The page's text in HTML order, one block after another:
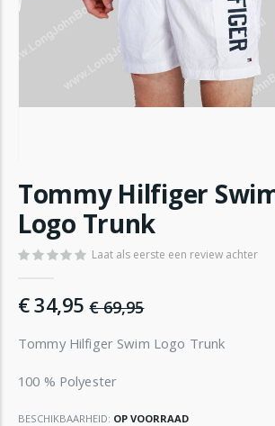
naar
het
begin
de
gallerij
Tommy Hilfiger
Logo Trunk
Laat als eerste een review achter
€ 34,95 € 69,95
Tommy Hilfiger Swim Logo Trunk
100 % Polyester
BESCHIKBAARHEID: OP VOORRAAD